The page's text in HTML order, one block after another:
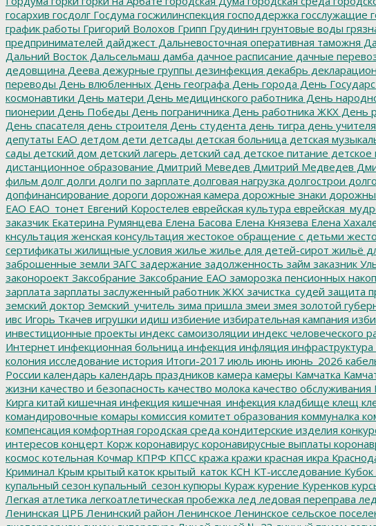
госархив госдолг Госдума госжилинспекция господдержка госслужащие
график работы Григорий Волохов Грипп Грудинин грунтовые воды
предпринимателей дайджест Дальневосточная оперативная таможня
Дальний Восток Дальсельмаш дамба дачное расписание дачные
дедовщина Деева дежурные группы дезинфекция декабрь
переводы День влюбленных День географа День города День
космонавтики День матери День медицинского работника День
пионерии День Победы День пограничника День работника ЖКХ День
День спасателя день строителя День студента день тигра день учителя
депутаты ЕАО детдом дети детсады детская больница детская
сады детский дом детский лагерь детский сад детское питание детское
дистанционное образование Дмитрий Меведев Дмитрий Медведев
фильм долг долги долги по зарплате долговая нагрузка долгострои
допфинансирование дороги дорожная камера дорожные знаки
ЕАО ЕАО_тонет Евгений Коростелев еврейская культура
заказчик Екатерина Румянцева Елена Басова Елена Князева Елена
кнсультация женская консультация жестокое обращение с детьми
сертификаты жилищные условия жилье жилье для детей-сирот жильё
заброшенные земли ЗАГС задержание задолженность займ заказник
законороект Заксобрание Заксобрание ЕАО заморозка пенсионных
зарплата зарплаты заслуженный работник ЖКХ зачистка_судей защита
земский доктор Земский_учитель зима пришла змеи змея золотой
ивс Игорь Ткачев игрушки идиш избиение избирательная кампания
инвестиционные проекты индекс самоизоляции индекс человеческого
Интернет инфекционная больница инфекция инфляция инфраструктура
колония исследование история Итоги-2017 июль июнь июнь_2026
России календарь календарь праздников камера камеры Камчатка
жизни качество и безопасность качество молока качество обслуживания
Кирга китай кишечная инфекция кишечная_инфекция кладбище клещ
командировочные комары комиссия комитет образования коммуналка
компенсация комфортная городская среда кондитерские изделия
интересов концерт Корж коронавирус коронавирусные выплаты
космос котельная Кочмар КПРФ КПСС кража кражи красная икра
Криминал Крым крытый каток крытый_каток КСН КТ-исследование Кубок
купальный сезон купальный_сезон купюры Кураж курение Куренков
Легкая атлетика легкоатлетическая пробежка лед ледовая переправа
Ленинская ЦРБ Ленинский район Ленинское Ленинское сельское